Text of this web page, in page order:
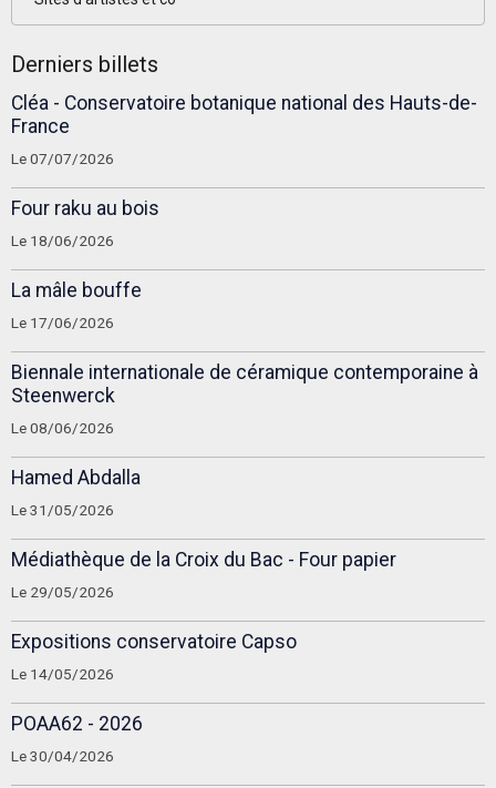
Derniers billets
Cléa - Conservatoire botanique national des Hauts-de-
France
Le 07/07/2026
Four raku au bois
Le 18/06/2026
La mâle bouffe
Le 17/06/2026
Biennale internationale de céramique contemporaine à
Steenwerck
Le 08/06/2026
Hamed Abdalla
Le 31/05/2026
Médiathèque de la Croix du Bac - Four papier
Le 29/05/2026
Expositions conservatoire Capso
Le 14/05/2026
POAA62 - 2026
Le 30/04/2026